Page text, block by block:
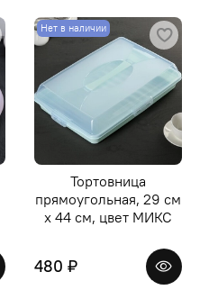
Нет в наличии
Тортовница
прямоугольная, 29 см
х 44 см, цвет МИКС
480 ₽